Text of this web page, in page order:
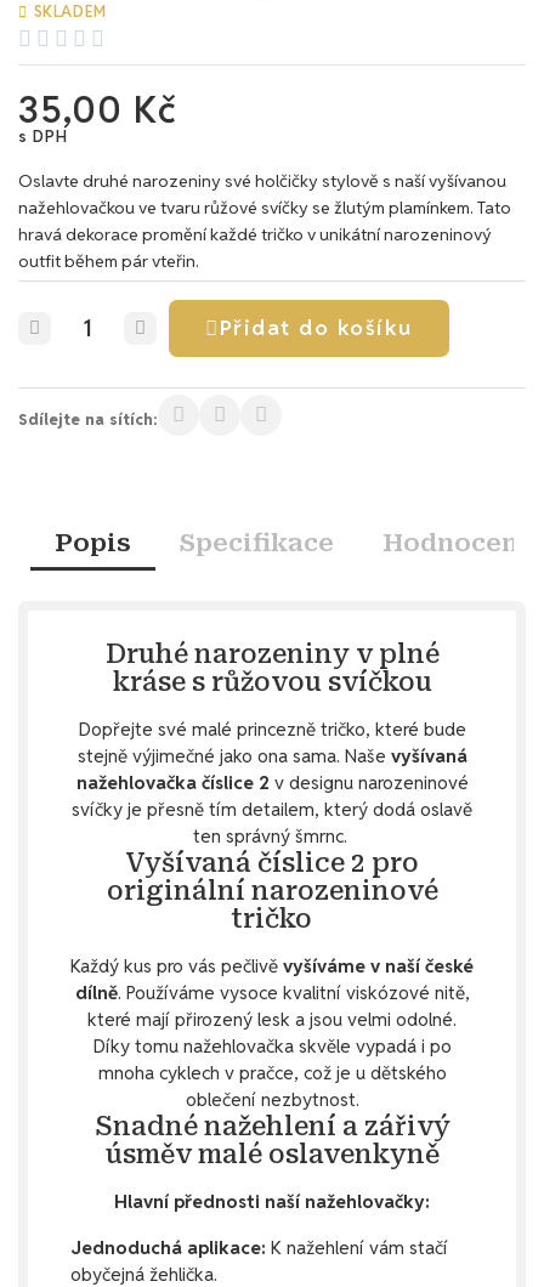
SKLADEM
    
35,00 Kč
s DPH
Oslavte druhé narozeniny své holčičky stylově s naší vyšívanou
nažehlovačkou ve tvaru růžové svíčky se žlutým plamínkem. Tato
hravá dekorace promění každé tričko v unikátní narozeninový
outfit během pár vteřin.
Přidat do košíku
Sdílejte na sítích:
Popis Specifikace Hodnocení
Druhé narozeniny v plné
kráse s růžovou svíčkou
Dopřejte své malé princezně tričko, které bude
stejně výjimečné jako ona sama. Naše vyšívaná
nažehlovačka číslice 2 v designu narozeninové
svíčky je přesně tím detailem, který dodá oslavě
ten správný šmrnc.
Vyšívaná číslice 2 pro
originální narozeninové
tričko
Každý kus pro vás pečlivě vyšíváme v naší české
dílně. Používáme vysoce kvalitní viskózové nitě,
které mají přirozený lesk a jsou velmi odolné.
Díky tomu nažehlovačka skvěle vypadá i po
mnoha cyklech v pračce, což je u dětského
oblečení nezbytnost.
Snadné nažehlení a zářivý
úsměv malé oslavenkyně
Hlavní přednosti naší nažehlovačky:
Jednoduchá aplikace: K nažehlení vám stačí
obyčejná žehlička.